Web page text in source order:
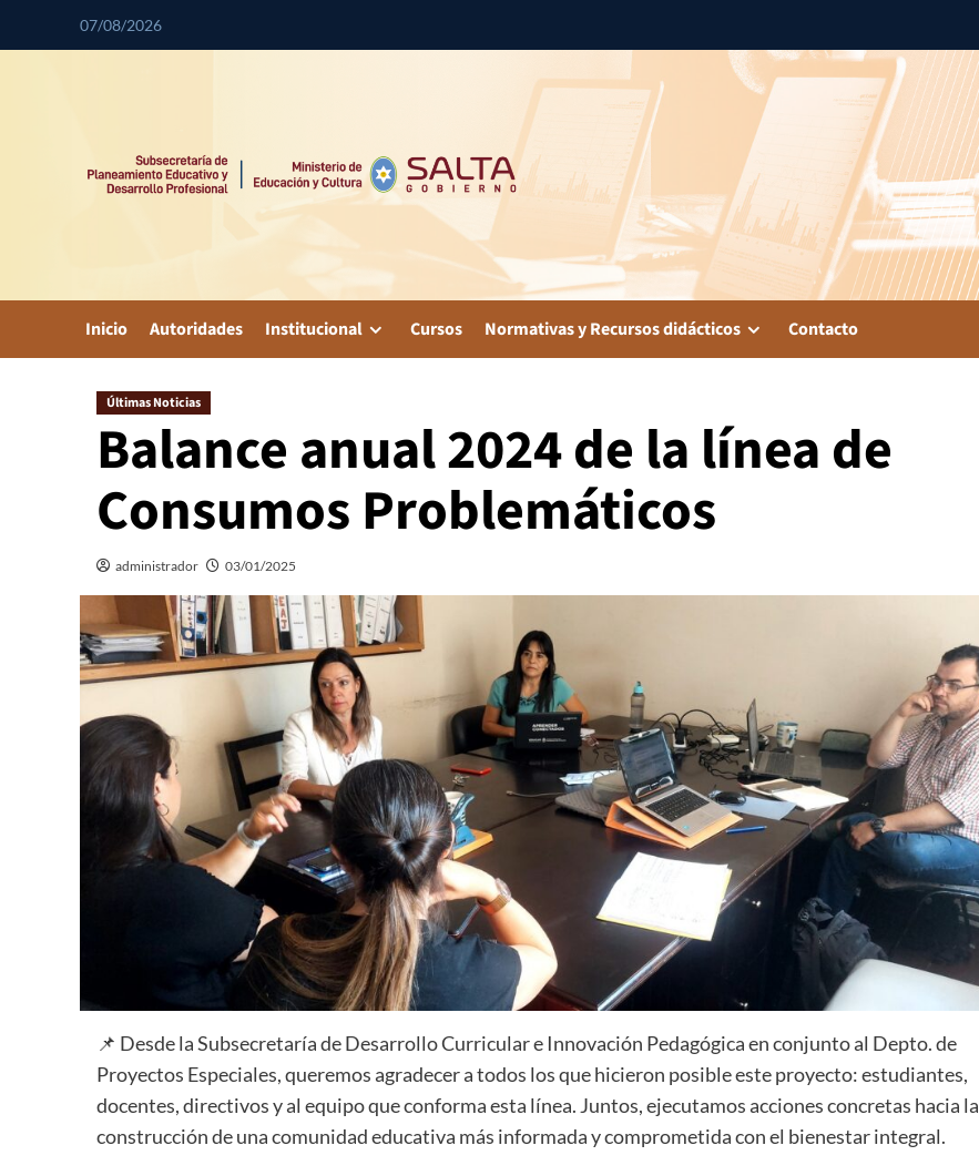
07/08/2026
Inicio Autoridades Institucional Cursos Normativas y Recursos didácticos Contacto
Últimas Noticias
Balance anual 2024 de la línea de
Consumos Problemáticos
administrador 03/01/2025
📌 Desde la Subsecretaría de Desarrollo Curricular e Innovación Pedagógica en conjunto al Depto. de
Proyectos Especiales, queremos agradecer a todos los que hicieron posible este proyecto: estudiantes,
docentes, directivos y al equipo que conforma esta línea. Juntos, ejecutamos acciones concretas hacia la
construcción de una comunidad educativa más informada y comprometida con el bienestar integral.